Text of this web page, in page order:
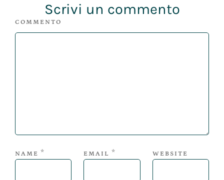
Scrivi un commento
COMMENTO
NAME * EMAIL * WEBSITE